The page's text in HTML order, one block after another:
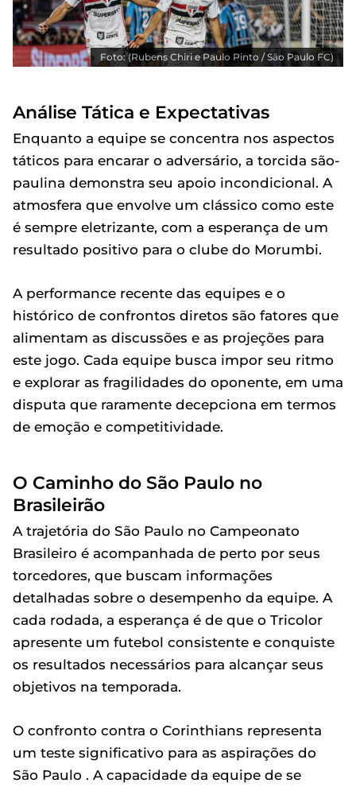
Foto: (Rubens Chiri e Paulo Pinto / São Paulo FC)
Análise Tática e Expectativas
Enquanto a equipe se concentra nos aspectos
táticos para encarar o adversário, a torcida são-
paulina demonstra seu apoio incondicional. A
atmosfera que envolve um clássico como este
é sempre eletrizante, com a esperança de um
resultado positivo para o clube do Morumbi.
A performance recente das equipes e o
histórico de confrontos diretos são fatores que
alimentam as discussões e as projeções para
este jogo. Cada equipe busca impor seu ritmo
e explorar as fragilidades do oponente, em uma
disputa que raramente decepciona em termos
de emoção e competitividade.
O Caminho do São Paulo no
Brasileirão
A trajetória do São Paulo no Campeonato
Brasileiro é acompanhada de perto por seus
torcedores, que buscam informações
detalhadas sobre o desempenho da equipe. A
cada rodada, a esperança é de que o Tricolor
apresente um futebol consistente e conquiste
os resultados necessários para alcançar seus
objetivos na temporada.
O confronto contra o Corinthians representa
um teste significativo para as aspirações do
São Paulo . A capacidade da equipe de se